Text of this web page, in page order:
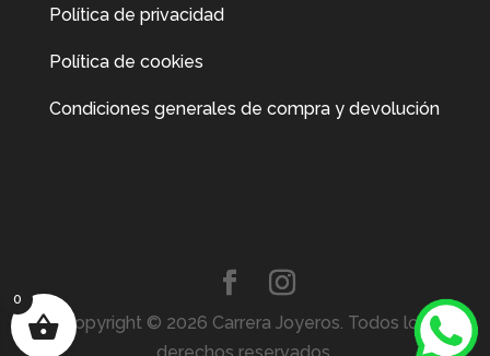
Política de privacidad
Política de cookies
Condiciones generales de compra y devolución
Copyright © 2026 Carrera Joyeros. Todos los
derechos reservados.
0